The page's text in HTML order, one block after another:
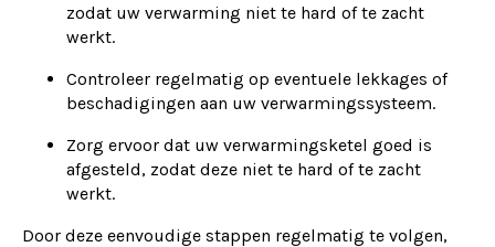
zodat uw verwarming niet te hard of te zacht
werkt.
Controleer regelmatig op eventuele lekkages of
beschadigingen aan uw verwarmingssysteem.
Zorg ervoor dat uw verwarmingsketel goed is
afgesteld, zodat deze niet te hard of te zacht
werkt.
Door deze eenvoudige stappen regelmatig te volgen,